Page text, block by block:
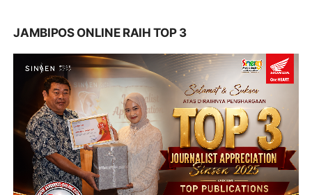
JAMBIPOS ONLINE RAIH TOP 3